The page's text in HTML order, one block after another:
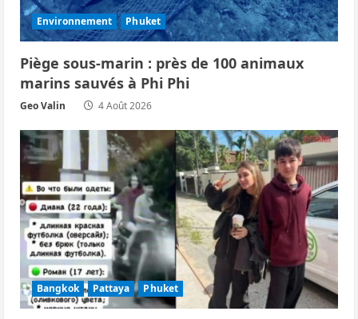
Environnement Phuket
Piège sous‑marin : près de 100 animaux
marins sauvés à Phi Phi
Geo Valin 4 Août 2026
Bangkok Pattaya Phuket